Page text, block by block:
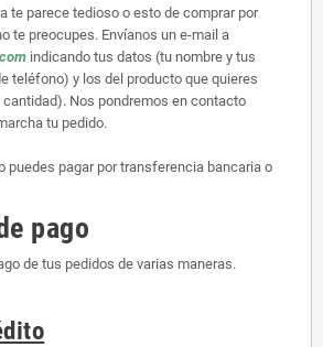
te parece tedioso o esto de comprar por
te preocupes. Envíanos un e-mail a
indicando tus datos (tu nombre y tus
teléfono) y los del producto que quieres
cantidad). Nos pondremos en contacto
tu pedido.
puedes pagar por transferencia bancaria o
pago
de tus pedidos de varias maneras.